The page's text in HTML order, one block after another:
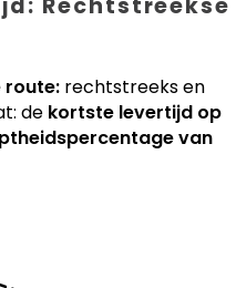
route: rechtstreeks en
de kortste levertijd op
van